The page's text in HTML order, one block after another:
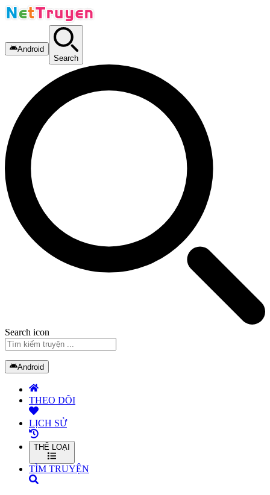
Android
Search
Search icon
Android
THEO DÕI
LỊCH SỬ
THỂ LOẠI
TÌM TRUYỆN